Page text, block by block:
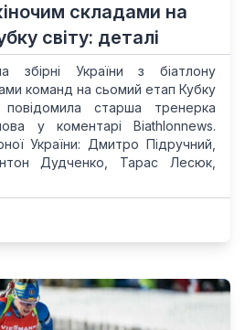
складами на
світу: деталі
збірні України з біатлону
команд на сьомий етап Кубку
повідомила старша тренерка
у коментарі Biathlonnews.
України: Дмитро Підручний,
Дудченко, Тарас Лесюк,